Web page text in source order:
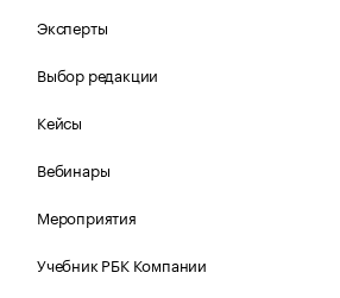
Эксперты
Выбор редакции
Кейсы
Вебинары
Мероприятия
Учебник РБК Компании